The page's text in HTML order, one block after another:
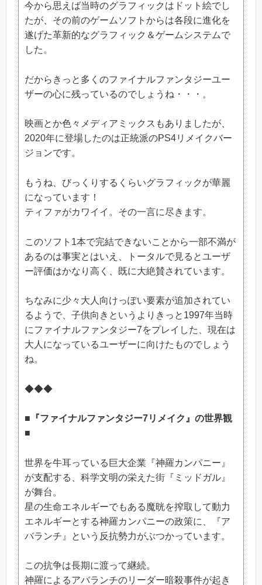
今から思えば当時のグラフィックはドット絵でし
たが、その前のゲームソフトからは各段に進化を
遂げた革新的なグラフィック＆ゲームシステムで
した。
だからきっと多くのファイナルファンタジーユー
ザーの心に残っているのでしょうね・・・。
映画とか色々メディアミックスもありましたが、
2020年に登場したのは正統派のPS4リメイクバー
ジョンです。
もうね、びっくりするくらいグラフィックが華麗
になっています！
ティファがカワイイ。その一言に尽きます。
このソフト1本で完結できないことから一部不満が
あるのは事実とはいえ、トータルで見るとユーザ
ー評価はかなり高く、既に大絶賛されています。
ちなみに少々大人向けっぽい要素が追加されてい
るようで、子供向きというよりきっと1997年当時
にファイナルファンタジー7をプレイした、現在は
大人になっているユーザーに向けたものでしょう
ね。
◆◆◆
■『ファイナルファンタジー7リメイク』の世界観
■
世界を牛耳っている巨大企業『神羅カンパニー』
が支配する、科学文明の栄えた街『ミッドガル』
が舞台。
星の生命エネルギーでもある魔晄を搾取して動力
エネルギーとする神羅カンパニーの政策に、『ア
バランチ』という反抗勢力がぶつかっています。
この抗争は長期に渡って継続。
神羅によるアバランチのリーダー暗殺事件が起き